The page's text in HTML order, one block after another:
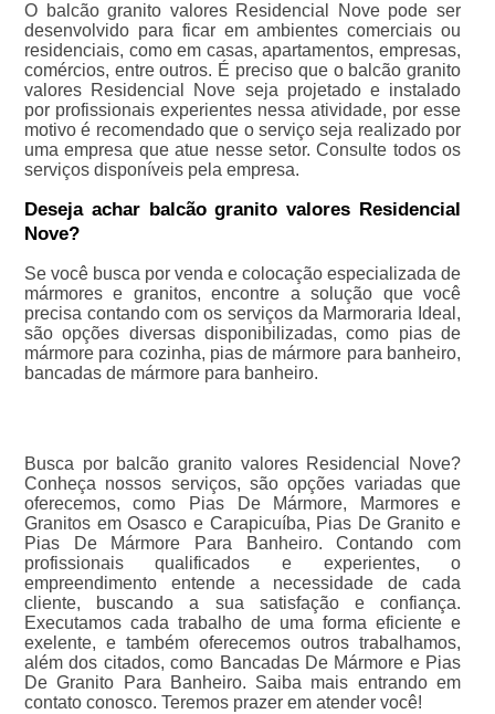
O balcão granito valores Residencial Nove pode ser
desenvolvido para ficar em ambientes comerciais ou
residenciais, como em casas, apartamentos, empresas,
comércios, entre outros. É preciso que o balcão granito
valores Residencial Nove seja projetado e instalado
por profissionais experientes nessa atividade, por esse
motivo é recomendado que o serviço seja realizado por
uma empresa que atue nesse setor. Consulte todos os
serviços disponíveis pela empresa.
Deseja achar balcão granito valores Residencial
Nove?
Se você busca por venda e colocação especializada de
mármores e granitos, encontre a solução que você
precisa contando com os serviços da Marmoraria Ideal,
são opções diversas disponibilizadas, como pias de
mármore para cozinha, pias de mármore para banheiro,
bancadas de mármore para banheiro.
Busca por balcão granito valores Residencial Nove?
Conheça nossos serviços, são opções variadas que
oferecemos, como Pias De Mármore, Marmores e
Granitos em Osasco e Carapicuíba, Pias De Granito e
Pias De Mármore Para Banheiro. Contando com
profissionais qualificados e experientes, o
empreendimento entende a necessidade de cada
cliente, buscando a sua satisfação e confiança.
Executamos cada trabalho de uma forma eficiente e
exelente, e também oferecemos outros trabalhamos,
além dos citados, como Bancadas De Mármore e Pias
De Granito Para Banheiro. Saiba mais entrando em
contato conosco. Teremos prazer em atender você!